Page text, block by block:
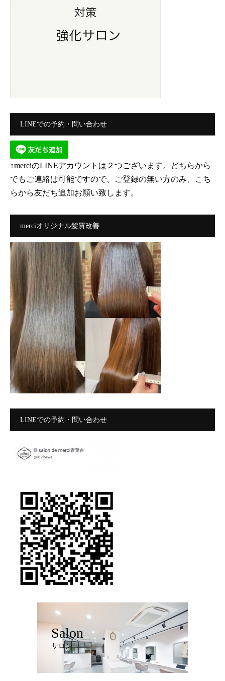
LINEでの予約・問い合わせ
↑merciのLINEアカウントは２つございます。どちらから
でもご連絡は可能ですので、ご登録の無い方のみ、こち
らから友だち追加お願い致します。
merciオリジナル髪質改善
LINEでの予約・問い合わせ
Salon
サロン